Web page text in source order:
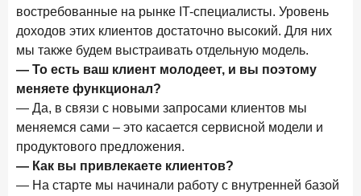
18 февраля 2026 года ИССЛЕДОВАНИЕ
Не по цене, а по ценности: как россияне выбирали
подписки в 2025 году?
17 февраля 2026 года ИССЛЕДОВАНИЕ
Бизнес на маркетплейсах: новичкам здесь больше не
место
6 февраля 2026 года
По итогам января 2026 года объем выдач кредитов
составил 822,8 млрд руб.
востребованные на рынке IT-специалисты. Уровень
доходов этих клиентов достаточно высокий. Для них
мы также будем выстраивать отдельную модель.
— То есть ваш клиент молодеет, и вы поэтому
меняете функционал?
— Да, в связи с новыми запросами клиентов мы
меняемся сами – это касается сервисной модели и
продуктового предложения.
— Как вы привлекаете клиентов?
— На старте мы начинали работу с внутренней базой